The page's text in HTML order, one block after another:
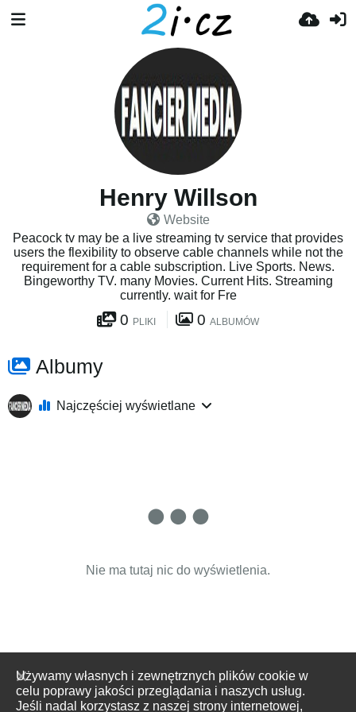
Henry Willson
Website
Peacock tv may be a live streaming tv service that provides
users the flexibility to observe cable channels while not the
requirement for a cable subscription. Live Sports. News.
Bingeworthy TV. many Movies. Current Hits. Streaming
currently. wait for Fre
0 PLIKI 0 ALBUMÓW
Albumy
Najczęściej wyświetlane
Nie ma tutaj nic do wyświetlenia.
Używamy własnych i zewnętrznych plików cookie w
celu poprawy jakości przeglądania i naszych usług.
Jeśli nadal korzystasz z naszej strony internetowej,